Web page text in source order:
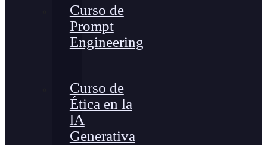
Curso de
Prompt
Engineering
Curso de
Ética en la
lA
Generativa